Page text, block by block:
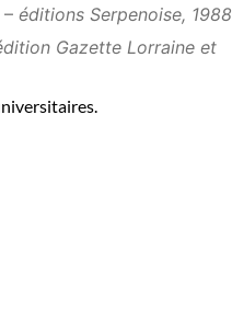
–éditions Serpenoise, 1988
Gazette Lorraine et